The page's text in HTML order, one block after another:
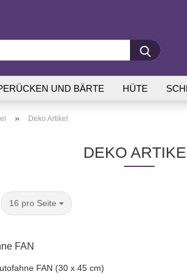
UND BÄRTE HÜTE
» Deko Artikel
DEKO
16 pro Seite
FAN
FAN (30 x 45 cm)